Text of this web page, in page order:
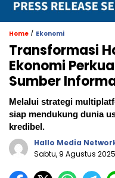
Home / Ekonomi
Transformasi
Ekonomi
Sumber
Melalui strategi
siap mendukung dunia
kredibel.
Hallo Media
Sabtu, 9 Agustus 2025